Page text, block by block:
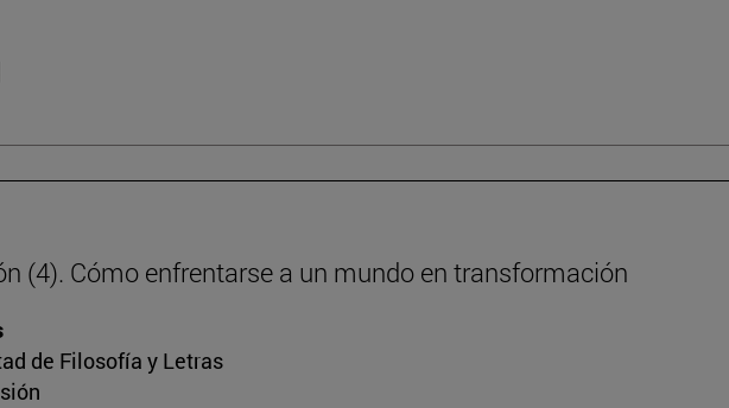
(4). Cómo enfrentarse a un mundo en transformación
de Filosofía y Letras